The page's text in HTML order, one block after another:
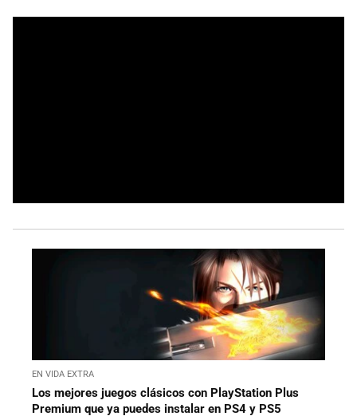
EN VIDA EXTRA
Los mejores juegos clásicos con PlayStation Plus
Premium que ya puedes instalar en PS4 y PS5